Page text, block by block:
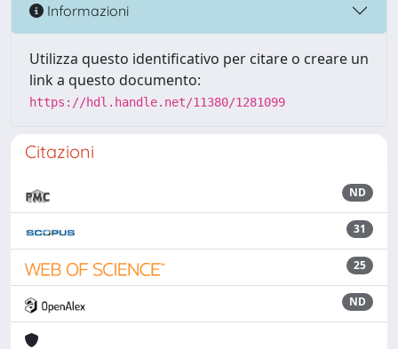
Informazioni
Utilizza questo identificativo per citare o creare un
link a questo documento:
https://hdl.handle.net/11380/1281099
Citazioni
ND
31
25
ND